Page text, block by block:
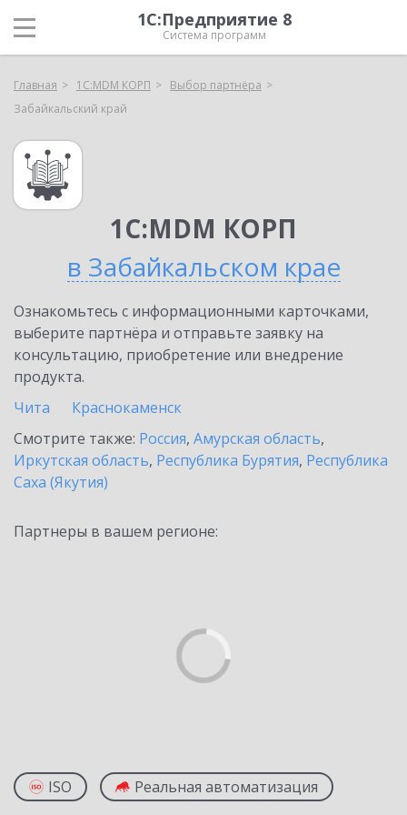
1С:Предприятие 8
Система программ
Главная 1С:MDM КОРП
Выбор партнёра
Забайкальский край
1С:MDM КОРП
в Забайкальском крае
Ознакомьтесь с информационными карточками,
выберите партнёра и отправьте заявку на
консультацию, приобретение или внедрение
продукта.
Чита
Краснокаменск
Смотрите также: Россия, Амурская область,
Иркутская область, Республика Бурятия, Республика
Саха (Якутия)
Партнеры в вашем регионе:
ISO Реальная автоматизация